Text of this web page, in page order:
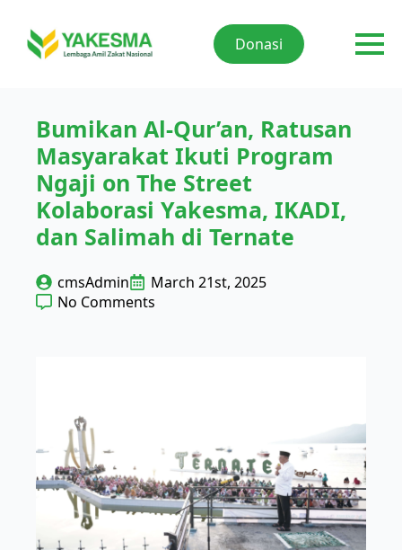
Donasi
Bumikan Al-Qur’an, Ratusan
Masyarakat Ikuti Program
Ngaji on The Street
Kolaborasi Yakesma, IKADI,
dan Salimah di Ternate
cmsAdmin
March 21st, 2025
No Comments